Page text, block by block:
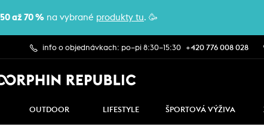
50 až 70 % na vybrané produkty tu. 🥳
info o objednávkach: po–pi 8:30–15:30 +420 776 008 028
OUTDOOR LIFESTYLE ŠPORTOVÁ VÝŽIVA